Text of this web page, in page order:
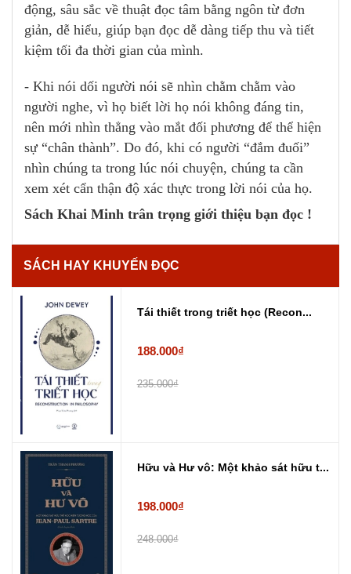
động, sâu sắc về thuật đọc tâm bằng ngôn từ đơn
giản, dễ hiểu, giúp bạn đọc dễ dàng tiếp thu và tiết
kiệm tối đa thời gian của mình.
- Khi nói dối người nói sẽ nhìn chằm chằm vào
người nghe, vì họ biết lời họ nói không đáng tin,
nên mới nhìn thẳng vào mắt đối phương để thể hiện
sự “chân thành”. Do đó, khi có người “đắm đuối”
nhìn chúng ta trong lúc nói chuyện, chúng ta cần
xem xét cẩn thận độ xác thực trong lời nói của họ.
Sách Khai Minh trân trọng giới thiệu bạn đọc !
SÁCH HAY KHUYẾN ĐỌC
Tái thiết trong triết học (Recon...
188.000₫
235.000₫
Hữu và Hư vô: Một khảo sát hữu t...
198.000₫
248.000₫